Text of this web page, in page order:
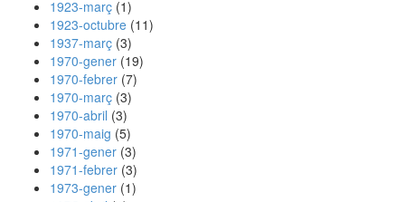
1923-març (1)
1923-octubre (11)
1937-març (3)
1970-gener (19)
1970-febrer (7)
1970-març (3)
1970-abril (3)
1970-maig (5)
1971-gener (3)
1971-febrer (3)
1973-gener (1)